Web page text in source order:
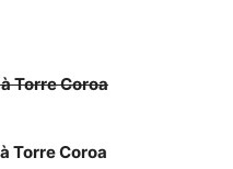
Torre Coroa
Torre Coroa